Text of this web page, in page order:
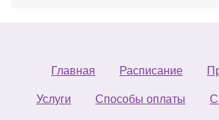
Главная Расписание
Услуги Способы оплаты